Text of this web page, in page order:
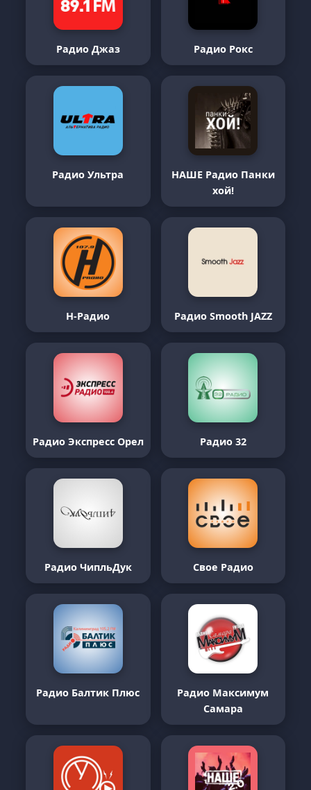
Радио Джаз Радио Рокс
Радио Ультра
НАШЕ Радио Панки
хой!
Н-Радио Радио Smooth JAZZ
Радио Экспресс Орел Радио 32
Радио ЧипльДук Свое Радио
Радио Балтик Плюс
Радио Максимум
Самара